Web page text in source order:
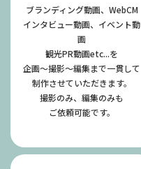
ブランディング動画、WebCM
インタビュー動画、イベント動
画
観光PR動画etc...を
企画〜撮影〜編集まで一貫して
制作させていただきます。
撮影のみ、編集のみも
​​​​​​​ご依頼可能です。